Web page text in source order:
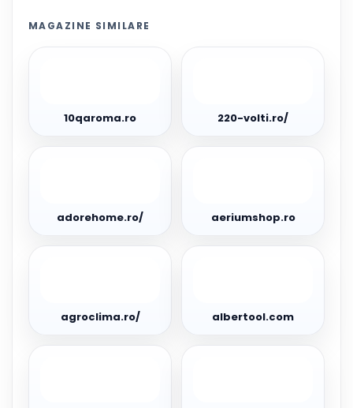
MAGAZINE SIMILARE
10qaroma.ro 220-volti.ro/
adorehome.ro/ aeriumshop.ro
agroclima.ro/ albertool.com